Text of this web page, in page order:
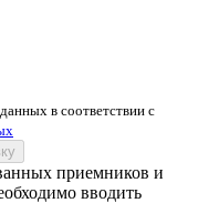
в соответствии с
приемников и
вводить